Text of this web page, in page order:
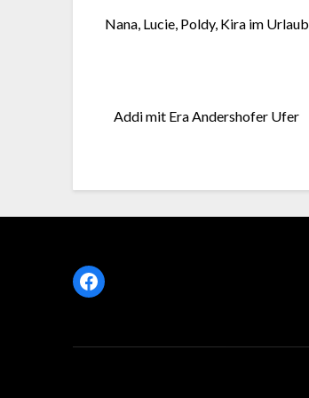
Nana, Lucie, Poldy, Kira im Urlaub
Addi mit Era Andershofer Ufer
Facebook